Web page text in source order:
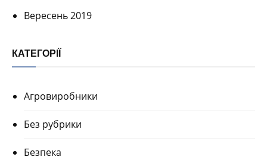
Вересень 2019
КАТЕГОРІЇ
Агровиробники
Без рубрики
Безпека